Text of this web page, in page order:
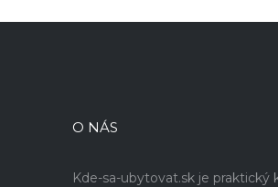
O NÁS
Kde-sa-ubytovat.sk je praktický